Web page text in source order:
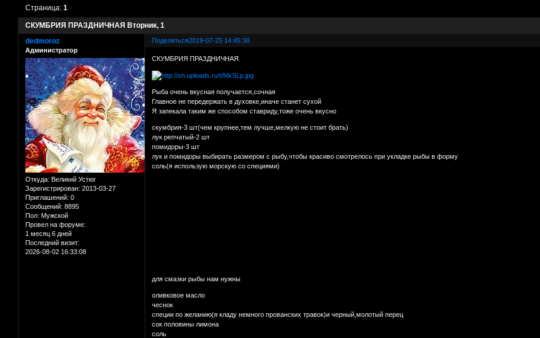
СКУМБРИЯ ПРАЗДНИЧНАЯ Вторник, 1
Страница:1
Поделиться2019-07-25 14:45:38
dedmoroz
Администратор
Откуда: Великий Устюг
Зарегистрирован: 2013-03-27
Приглашений: 0
Сообщений: 8895
Пол: Мужской
Провел на форуме:
1 месяц 6 дней
Последний визит:
2026-08-02 16:33:08
СКУМБРИЯ ПРАЗДНИЧНАЯ
Рыба очень вкусная получается,сочная
Главное не передержать в духовке,иначе станет сухой
Я запекала таким же способом ставриду,тоже очень вкусно
скумбрия-3 шт(чем крупнее,тем лучше,мелкую не стоит брать)
лук репчатый-2 шт
помидоры-3 шт
лук и помидоры выбирать размером с рыбу,чтобы красиво смотрелось при укладке рыбы в форму
соль(я использую морскую со специями)
для смазки рыбы нам нужны
оливковое масло
чеснок
специи по желанию(я кладу немного прованских травок)и черный,молотый перец
сок половины лимона
соль